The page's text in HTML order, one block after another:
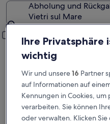
Abholung und
Vietri sul Mare
Anderen Rückgabeort
Abholdatum
23. Aug.
Abholzeit
Ich habe einen Rabattcode
Ihre Privatsphäre
wichtig
Wir und unsere16 Partner
auf Informationen auf
Kennungen in Cookies,
verarbeiten. Sie können
oder verwalten. Klicken